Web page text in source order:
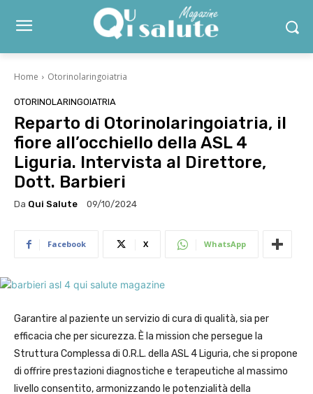
Home Otorinolaringoiatria
OTORINOLARINGOIATRIA
Reparto di Otorinolaringoiatria, il
fiore all’occhiello della ASL 4
Liguria. Intervista al Direttore,
Dott. Barbieri
Da Qui Salute 09/10/2024
Facebook X WhatsApp
Garantire al paziente un servizio di cura di qualità, sia per
efficacia che per sicurezza. È la mission che persegue la
Struttura Complessa di O.R.L. della ASL 4 Liguria, che si propone
di offrire prestazioni diagnostiche e terapeutiche al massimo
livello consentito, armonizzando le potenzialità della